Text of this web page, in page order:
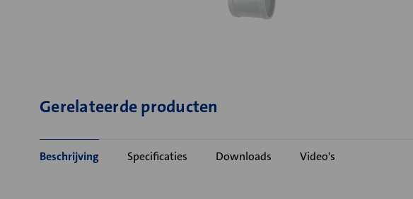
Gerelateerde producten
Beschrijving Specificaties Downloads Video's